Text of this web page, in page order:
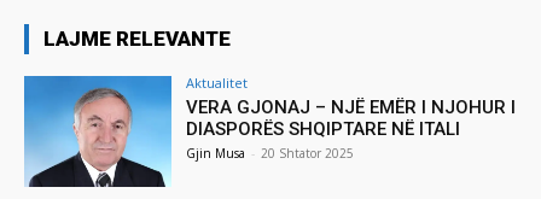
LAJME RELEVANTE
Aktualitet
VERA GJONAJ – NJË EMËR I NJOHUR I
DIASPORËS SHQIPTARE NË ITALI
Gjin Musa - 20 Shtator 2025